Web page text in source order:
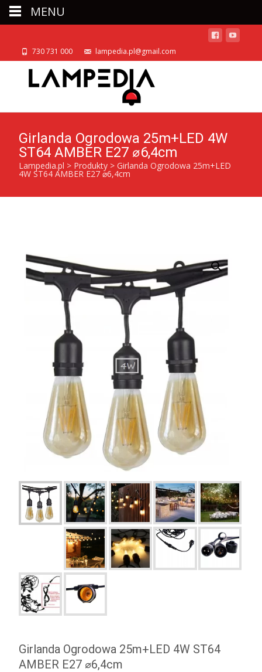
730 731 000 lampedia.pl@gmail.com
Girlanda Ogrodowa 25m+LED 4W
ST64 AMBER E27 ⌀6,4cm
Lampedia.pl > Produkty > Girlanda Ogrodowa 25m+LED
4W ST64 AMBER E27 ⌀6,4cm
Girlanda Ogrodowa 25m+LED 4W ST64
AMBER E27 ⌀6,4cm
MENU